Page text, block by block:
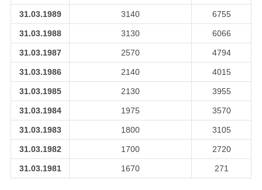
31.03.1989 3140 6755
31.03.1988 3130 6066
31.03.1987 2570 4794
31.03.1986 2140 4015
31.03.1985 2130 3955
31.03.1984 1975 3570
31.03.1983 1800 3105
31.03.1982 1700 2720
31.03.1981 1670 271